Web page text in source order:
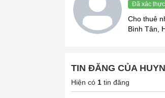
Đã xác thực
Cho thuê
Bình Tân,
TIN ĐĂNG CỦA
Hiện có 1 tin đăng